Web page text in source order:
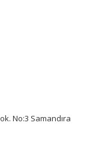
No:3 Samandıra